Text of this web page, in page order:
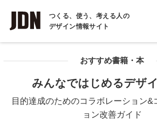
つくる、使う、考える人の
デザイン情報サイト
INTERVIEW
インタビュー
COLUMN
おすすめ書籍・本
みんなではじめるデザ
目的達成のためのコラボレーション&
ョン改善ガイド